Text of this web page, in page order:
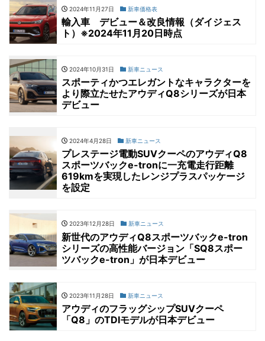
2024年11月27日 新車価格表
輸入車 デビュー＆改良情報（ダイジェス
ト）※2024年11月20日時点
2024年10月31日 新車ニュース
スポーティかつエレガントなキャラクターを
より際立たせたアウディQ8シリーズが日本
デビュー
2024年4月28日 新車ニュース
プレステージ電動SUVクーペのアウディQ8
スポーツバックe-tronに一充電走行距離
619kmを実現したレンジプラスパッケージ
を設定
2023年12月28日 新車ニュース
新世代のアウディQ8スポーツバックe-tron
シリーズの高性能バージョン「SQ8スポー
ツバックe-tron」が日本デビュー
2023年11月28日 新車ニュース
アウディのフラッグシップSUVクーペ
「Q8」のTDIモデルが日本デビュー